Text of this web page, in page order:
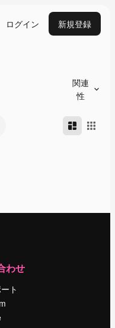
ログイン 新規登録
関連
性
わせ
ト